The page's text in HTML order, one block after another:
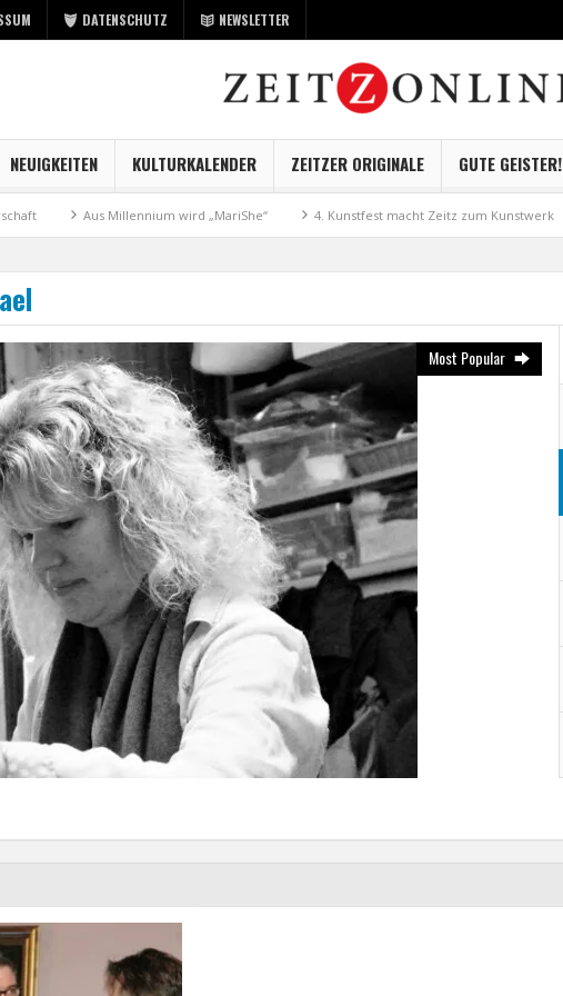
DATENSCHUTZ NEWSLETTER
NEUIGKEITEN KULTURKALENDER ZEITZER ORIGINALE GUTE GEISTER!
Aus Millennium wird „MariShe“ 4. Kunstfest macht Zeitz zum Kunstwerk
Most Popular